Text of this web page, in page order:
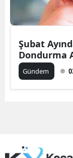
Şubat
Dondurma
Gündem